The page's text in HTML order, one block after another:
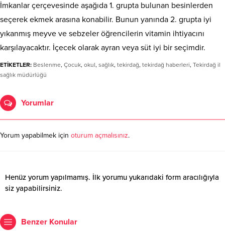
İmkanlar çerçevesinde aşağıda 1. grupta bulunan besinlerden
seçerek ekmek arasına konabilir. Bunun yanında 2. grupta iyi
yıkanmış meyve ve sebzeler öğrencilerin vitamin ihtiyacını
karşılayacaktır. İçecek olarak ayran veya süt iyi bir seçimdir.
ETİKETLER: Beslenme, Çocuk, okul, sağlık, tekirdağ, tekirdağ haberleri, Tekirdağ il
sağlık müdürlüğü
Yorumlar
Yorum yapabilmek için oturum açmalısınız.
Henüz yorum yapılmamış. İlk yorumu yukarıdaki form aracılığıyla
siz yapabilirsiniz.
Benzer Konular